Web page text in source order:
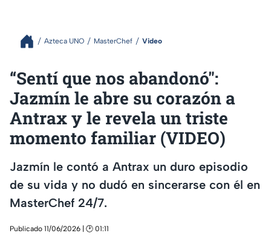
Azteca UNO MasterChef Video
“Sentí que nos abandonó":
Jazmín le abre su corazón a
Antrax y le revela un triste
momento familiar (VIDEO)
Jazmín le contó a Antrax un duro episodio
de su vida y no dudó en sincerarse con él en
MasterChef 24/7.
Publicado 11/06/2026 | 🕑 01:11